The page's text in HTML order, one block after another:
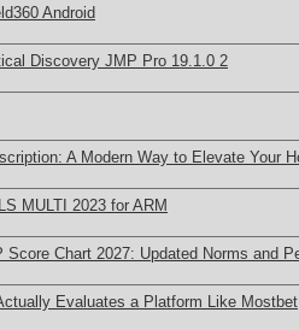
Android
Discovery JMP Pro 19.1.0 2
A Modern Way to Elevate Your
MULTI 2023 for ARM
Score Chart 2027: Updated Norms and
Evaluates a Platform Like Mostbet